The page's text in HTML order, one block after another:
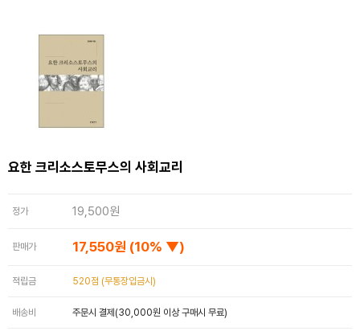
요한 크리소스토무스의 사회교리
정가 19,500원
판매가 17,550원 (10% ▼)
적립금 520점 (무통장입금시)
배송비 주문시 결제(30,000원 이상 구매시 무료)